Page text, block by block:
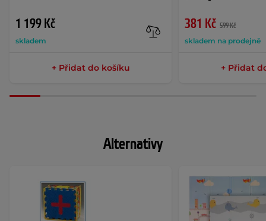
1 199 Kč
skladem
+ Přidat do košíku
381 Kč 599 Kč
skladem na prodejně
+ Přidat
Alternativy